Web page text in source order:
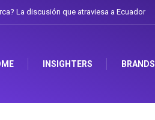
La discusión que atraviesa a Ecuador
INSIGHTERS BRANDS